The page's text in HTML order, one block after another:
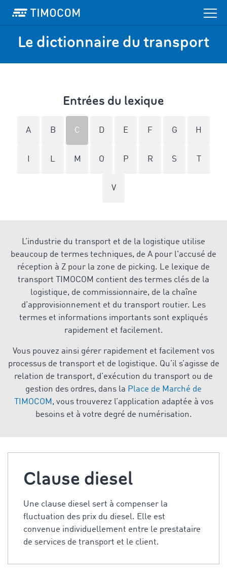
Le dictionnaire du transport
Entrées du lexique
A B C D E F G H
L M O P R S
V
L’industrie du transport et de la logistique utilise
beaucoup de termes techniques, de A pour l'accusé de
réception à Z pour la zone de picking. Le lexique de
transport TIMOCOM contient des termes clés de la
logistique, de commissionnaire, de la chaîne
d’approvisionnement et du transport routier. Les
termes et informations importants sont expliqués
rapidement et facilement.
Vous pouvez ainsi gérer rapidement et facilement vos
processus de transport et de logistique. Qu’il s’agisse de
relation de transport, d’exécution du transport ou de
gestion des ordres, dans la Place de Marché de
TIMOCOM , vous trouverez l’application adaptée à vos
besoins et à votre degré de numérisation.
Clause diesel
Une clause diesel sert à compenser la
fluctuation des prix du diesel. Elle est
convenue individuellement entre le prestataire
de services de transport et le client.